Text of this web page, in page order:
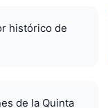
histórico de
de la Quinta